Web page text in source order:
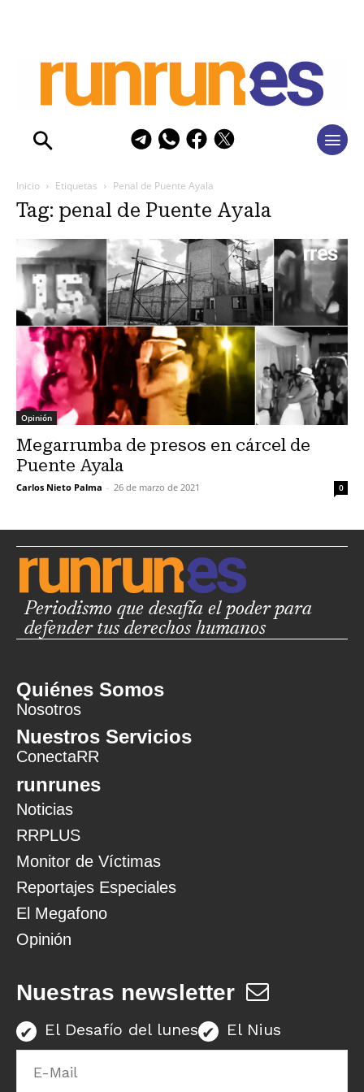
Inicio Etiquetas Penal de Puente Ayala
Tag: penal de Puente Ayala
Opinión
Megarrumba de presos en cárcel de
Puente Ayala
Carlos Nieto Palma - 26 de marzo de 2021 0
Periodismo que desafía el poder para
defender tus derechos humanos
Quiénes Somos
Nosotros
Nuestros Servicios
ConectaRR
runrunes
Noticias
RRPLUS
Monitor de Víctimas
Reportajes Especiales
El Megafono
Opinión
Nuestras newsletter
El Desafío del lunes El Nius